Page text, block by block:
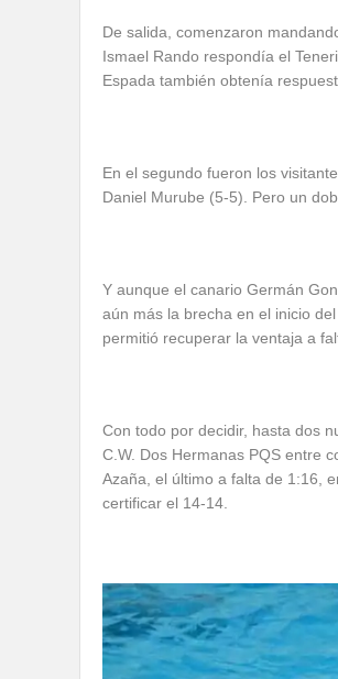
De salida, comenzaron
Ismael Rando respondía el
Espada también obtenía
En el segundo fueron los
Daniel Murube (5-5). Pero un
Y aunque el canario Germán
aún más la brecha en el inicio
permitió recuperar la ventaja a
Con todo por decidir, hasta dos
C.W. Dos Hermanas PQS entre
Azaña, el último a falta de 1:16,
certificar el 14-14.